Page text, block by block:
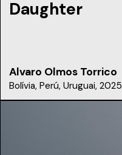
Daughter
Alvaro Olmos Torrico
Bolívia, Perú, Uruguai, 2025